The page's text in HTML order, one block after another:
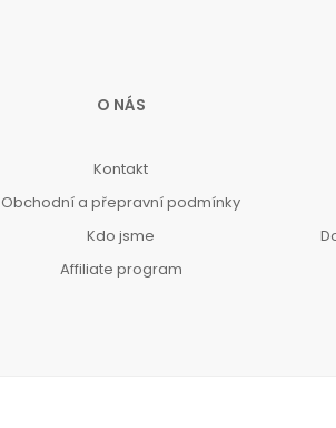
O NÁS
Kontakt
Obchodní a přepravní podmínky
Kdo jsme
Affiliate program